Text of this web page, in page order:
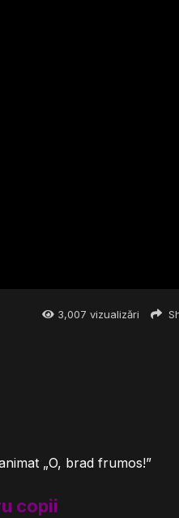
3,007 vizualizări
„O, brad frumos!”
copii